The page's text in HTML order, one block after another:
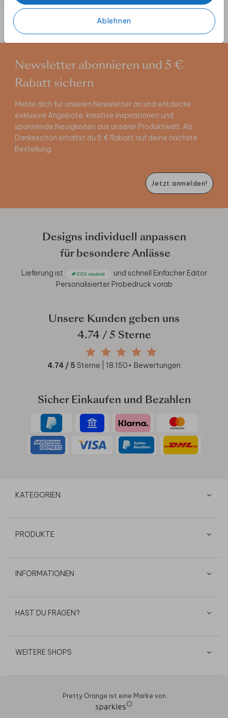
Ablehnen
Newsletter abonnieren und 5 €
Rabatt sichern
Melde dich für unseren Newsletter an und entdecke
exklusive Angebote, kreative Inspirationen und
spannende Neuigkeiten aus unserer Produktwelt. Als
Dankeschön erhältst du 5 € Rabatt auf deine nächste
Bestellung.
Jetzt anmelden!
Designs individuell anpassen
für besondere Anlässe
Lieferung ist und schnell Einfacher Editor
Personalisierter Probedruck vorab
Unsere Kunden geben uns
4.74/ 5 Sterne
4.74 / 5 Sterne | 18.150+ Bewertungen
Sicher Einkaufen und Bezahlen
KATEGORIEN
PRODUKTE
INFORMATIONEN
HAST DU FRAGEN?
WEITERE SHOPS
Pretty Orange ist eine Marke von